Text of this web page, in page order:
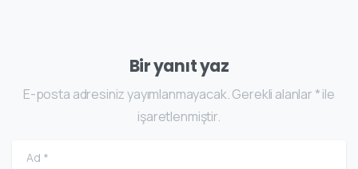
Bir yanıt yaz
E-posta adresiniz yayımlanmayacak. Gerekli alanlar * ile
işaretlenmiştir.
*